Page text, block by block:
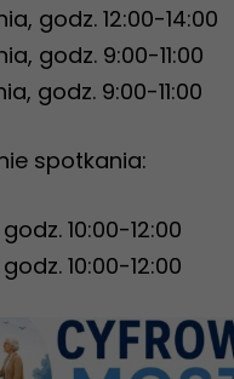
godz. 12:00-14:00
godz. 9:00-11:00
godz. 9:00-11:00
spotkania:
10:00-12:00
10:00-12:00